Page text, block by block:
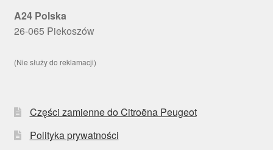
A24 Polska
26-065 Piekoszów
(Nie służy do reklamacji)
Części zamienne do Citroëna Peugeot
Polityka prywatności